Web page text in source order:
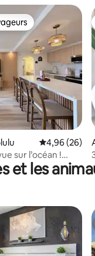
commentaires :
les plus appréciés
Évaluation
4,96 (26)
sur l’océan !
size avec parking
et les